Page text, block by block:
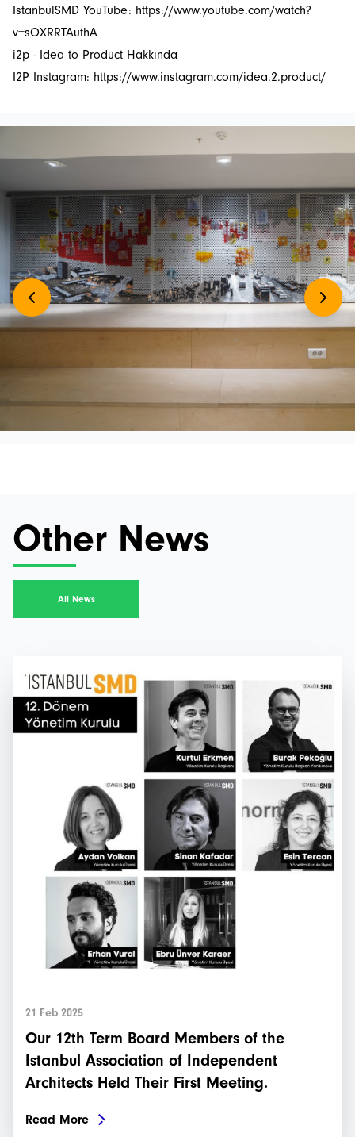
Projects
IstanbulSMD YouTube: https://www.youtube.com/watch?
v=sOXRRTAuthA
i2p - Idea to Product Hakkında
I2P Instagram: https://www.instagram.com/idea.2.product/
Other News
All News
21 Feb 2025
Our 12th Term Board Members of the
Istanbul Association of Independent
Architects Held Their First Meeting.
Read More